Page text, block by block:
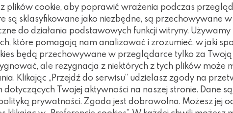
plików cookie, aby poprawić wrażenia podczas
są sklasyfikowane jako niezbędne, są przechowywane
do działania podstawowych funkcji witryny.
które pomagają nam analizować i zrozumieć, w jaki
będą przechowywane w przeglądarce tylko za
ale rezygnacja z niektórych z tych plików może
Klikając „Przejdź do serwisu” udzielasz zgody na
Twojej aktywności na naszej stronie. Dane
prywatności. Zgoda jest dobrowolna. Możesz jej